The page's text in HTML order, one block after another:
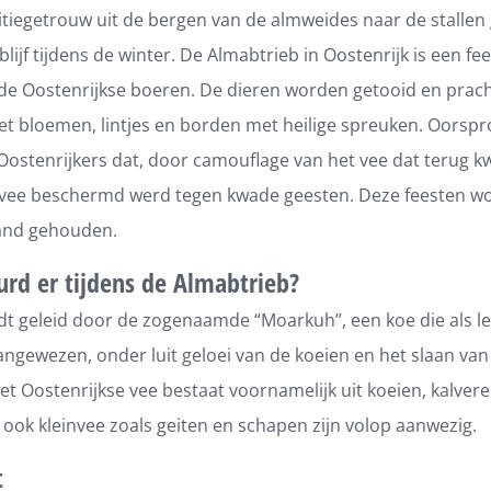
uit de bergen van de almweides naar de stallen
tijdens de winter. De Almabtrieb in Oostenrijk is een
Oostenrijkse boeren. De dieren worden getooid en
bloemen, lintjes en borden met heilige spreuken.
dat, door camouflage van het vee dat terug
beschermd werd tegen kwade geesten. Deze feesten
gehouden.
er tijdens de Almabtrieb?
geleid door de zogenaamde “Moarkuh”, een koe die als
onder luit geloei van de koeien en het slaan
Oostenrijkse vee bestaat voornamelijk uit koeien,
kleinvee zoals geiten en schapen zijn volop aanwezig.